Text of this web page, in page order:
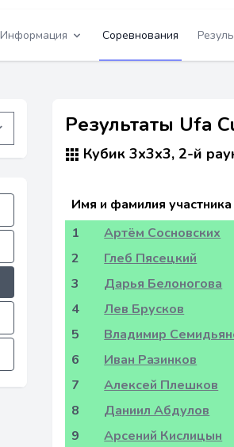
Информация Соревнования
Результаты Ufa
Кубик 3x3x3, 2-й
Имя и фамилия участника
1
Артём Сосновских
2
Глеб Пясецкий
3
Дарья Белоногова
4
Лев Брусков
5
Владимир
6
Иван Разинков
7
Алексей Плешков
8
Даниил Абдулов
9
Арсений Кислицын